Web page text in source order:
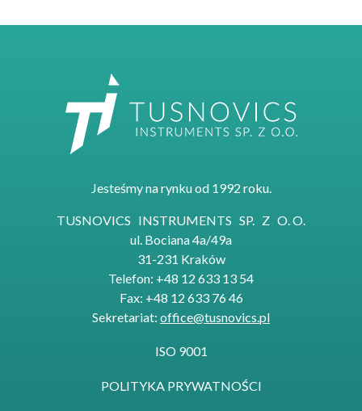
Jesteśmy na rynku od 1992 roku.
TUSNOVICS INSTRUMENTS SP. Z O. O.
ul. Bociana 4a/49a
31-231 Kraków
Telefon: +48 12 633 13 54
Fax: +48 12 633 76 46
Sekretariat: office@tusnovics.pl
ISO 9001
POLITYKA PRYWATNOŚCI